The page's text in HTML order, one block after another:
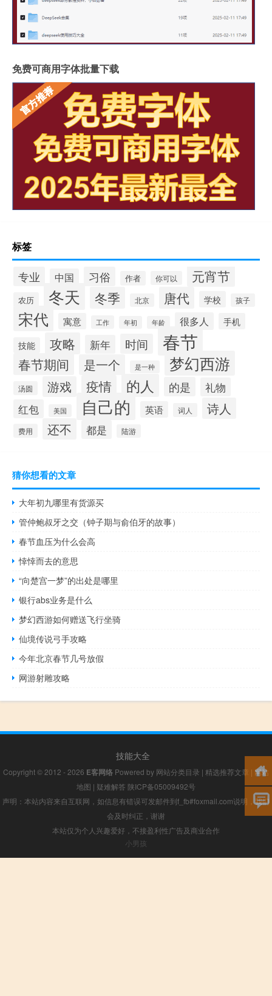
免费可商用字体批量下载
标签
专业 中国 习俗 作者 你可以 元宵节
农历 冬天 冬季 北京 唐代 学校 孩子
宋代 寓意 工作 年初 年龄 很多人 手机
技能 攻略 新年 时间 春节
春节期间 是一个 是一种 梦幻西游
汤圆 游戏 疫情 的人 的是
礼物
红包
美国 自己的 英语 词人 诗人
费用 还不 都是 陆游
猜你想看的文章
大年初九哪里有货源买
管仲鲍叔牙之交（钟子期与俞伯牙的故事）
春节血压为什么会高
悻悻而去的意思
“向楚宫一梦”的出处是哪里
银行abs业务是什么
梦幻西游如何赠送飞行坐骑
仙境传说弓手攻略
今年北京春节几号放假
网游射雕攻略
技能大全
Copyright © 2012 - 2026 E客网络 Powered by 网站分类目录 | 精选推荐文章 | 网站
地图 | 疑难解答 陕ICP备05009492号
声明：本站内容来自互联网，如信息有错误可发邮件到f_fb#foxmail.com说明，我们
会及时纠正，谢谢
本站仅为个人兴趣爱好，不接盈利性广告及商业合作
小男孩